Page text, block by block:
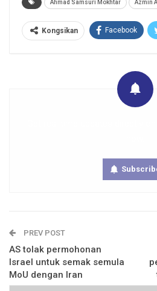
Ahmad Samsuri Mokhtar Azmin
Kongsikan Facebook
PREV POST
AS tolak permohonan
Israel untuk semak semula
MoU dengan Iran